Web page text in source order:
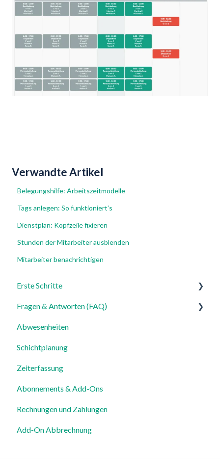
Verwandte Artikel
Belegungshilfe: Arbeitszeitmodelle
Tags anlegen: So funktioniert’s
Dienstplan: Kopfzeile fixieren
Stunden der Mitarbeiter ausblenden
Mitarbeiter benachrichtigen
Erste Schritte
Für Admins
Für Mitarbeiter
Einstellungen
Fragen & Antworten (FAQ)
Login, Account & Sicherheit
Mitarbeiterverwaltung
Mitarbeiterprofile & Stammdaten
Standorte & Arbeitsbereiche
Zeiterfassung, Soll-Stunden & Abwesenheiten
Dienstplanung & Spezialfälle
Abwesenheiten
Schichtplanung
Zeiterfassung
Abonnements & Add-Ons
Rechnungen und Zahlungen
Add-On Abbrechnung